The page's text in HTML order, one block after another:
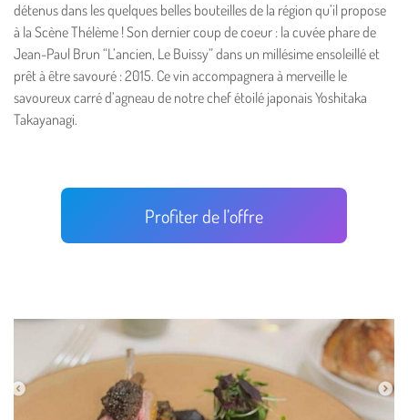
détenus dans les quelques belles bouteilles de la région qu’il propose
à la Scène Thélème ! Son dernier coup de coeur : la cuvée phare de
Jean-Paul Brun “L’ancien, Le Buissy” dans un millésime ensoleillé et
prêt à être savouré : 2015. Ce vin accompagnera à merveille le
savoureux carré d’agneau de notre chef étoilé japonais Yoshitaka
Takayanagi.
Profiter de l’offre